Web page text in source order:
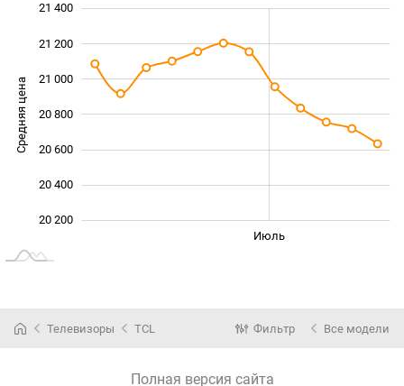
Средняя цена 20 200
20 200
20 400
20 600
20 800
21 000
21 200
21 400
Июль
Телевизоры TCL Фильтр Все модели
Полная версия сайта